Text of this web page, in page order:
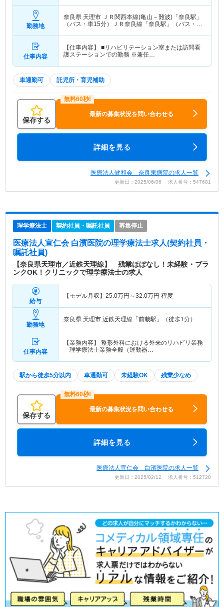
勤務地
奈良県 天理市 ＪＲ関西本線(亀山－難波)「奈良駅」
（バス・車15分）ＪＲ奈良線「奈良駅」（バス・車
仕事内容
【仕事内容】 ■リハビリテーション室または訪問看
護ステーションでの勤務 ※兼任…
車通勤可 託児所・育児補助
保存する
最新の募集状況を問い合わせる
詳細を見る
医療法人健和会 奈良東病院の求人一覧
更新日：2025/06/06 求人番号：547681
理学療法士 契約社員・嘱託社員 募集停止
医療法人宣仁会 白濱医院の理学療法士求人(契約社員・
嘱託社員)
【奈良県天理市／近鉄天理線】 残業ほぼなし！未経験・ブラ
ンクOK！クリニックで理学療法士の求人
給与
【モデル月収】 25.0万円～32.0万円 程度
勤務地
奈良県 天理市 近鉄天理線「前栽駅」（徒歩1分）
仕事内容
【業務内容】 整形外科における外来のリハビリ業務
理学療法士業務全般（運動器…
駅から徒歩5分以内 車通勤可 未経験OK 残業少なめ
保存する
最新の募集状況を問い合わせる
詳細を見る
医療法人宣仁会 白濱医院の求人一覧
更新日：2025/02/12 求人番号：512728